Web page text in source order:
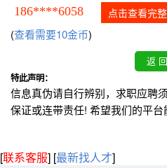
186****6058 点击查看完
(查看需要10金币)
特此声明：
信息真伪请自行辨别，求职应聘
保证或连带责任! 希望我们的平台
[联系客服] [最新找人才]